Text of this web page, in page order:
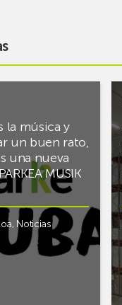
la música y
un buen rato,
una nueva
MUSIK
, Noticias